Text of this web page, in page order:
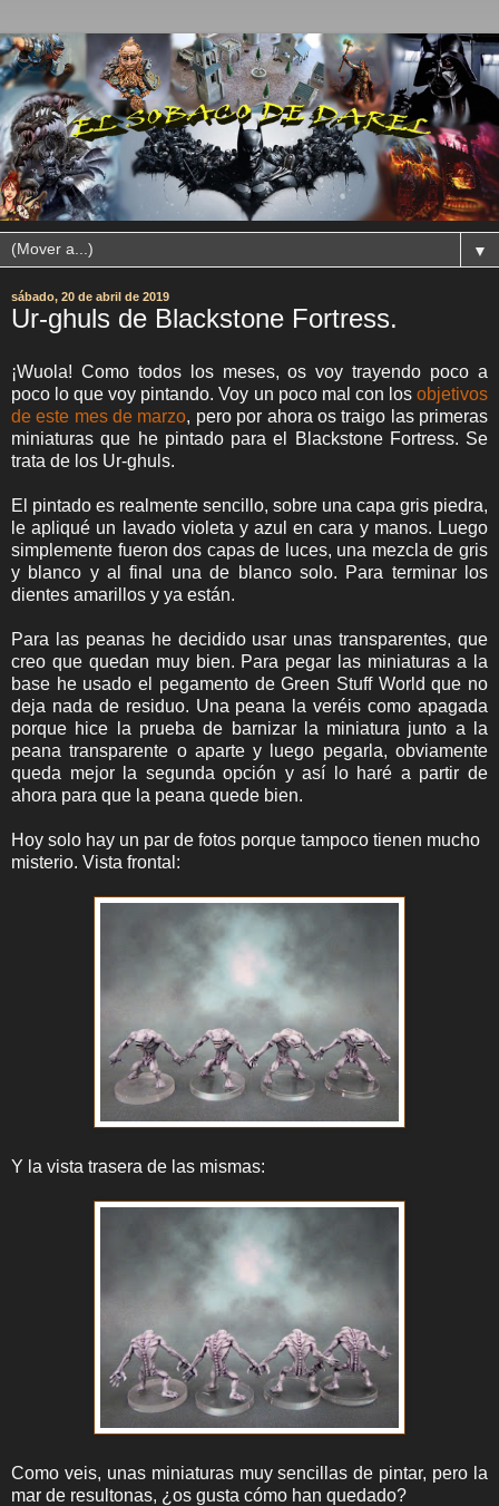
▼
sábado, 20 de abril de 2019
Ur-ghuls de Blackstone Fortress.
¡Wuola! Como todos los meses, os voy trayendo poco a
poco lo que voy pintando. Voy un poco mal con los objetivos
de este mes de marzo, pero por ahora os traigo las primeras
miniaturas que he pintado para el Blackstone Fortress. Se
trata de los Ur-ghuls.
El pintado es realmente sencillo, sobre una capa gris piedra,
le apliqué un lavado violeta y azul en cara y manos. Luego
simplemente fueron dos capas de luces, una mezcla de gris
y blanco y al final una de blanco solo. Para terminar los
dientes amarillos y ya están.
Para las peanas he decidido usar unas transparentes, que
creo que quedan muy bien. Para pegar las miniaturas a la
base he usado el pegamento de Green Stuff World que no
deja nada de residuo. Una peana la veréis como apagada
porque hice la prueba de barnizar la miniatura junto a la
peana transparente o aparte y luego pegarla, obviamente
queda mejor la segunda opción y así lo haré a partir de
ahora para que la peana quede bien.
Hoy solo hay un par de fotos porque tampoco tienen mucho
misterio. Vista frontal:
Y la vista trasera de las mismas:
Como veis, unas miniaturas muy sencillas de pintar, pero la
mar de resultonas, ¿os gusta cómo han quedado?